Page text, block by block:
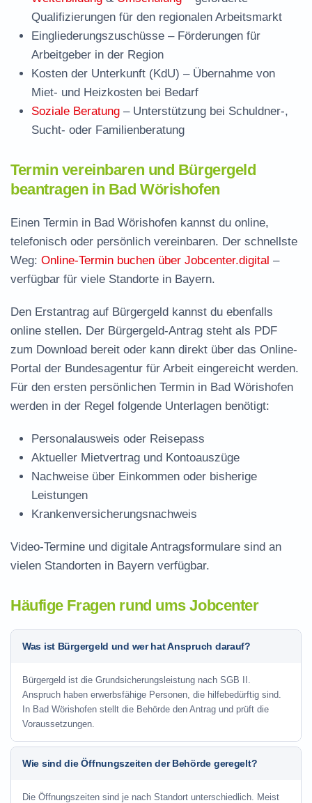
Qualifizierungen für den regionalen Arbeitsmarkt
Eingliederungszuschüsse – Förderungen für
Arbeitgeber in der Region
Kosten der Unterkunft (KdU) – Übernahme von
Miet- und Heizkosten bei Bedarf
Soziale Beratung – Unterstützung bei Schuldner-,
Sucht- oder Familienberatung
Termin vereinbaren und Bürgergeld
beantragen in Bad Wörishofen
Einen Termin in Bad Wörishofen kannst du online,
telefonisch oder persönlich vereinbaren. Der schnellste
Weg: Online-Termin buchen über Jobcenter.digital –
verfügbar für viele Standorte in Bayern.
Den Erstantrag auf Bürgergeld kannst du ebenfalls
online stellen. Der Bürgergeld-Antrag steht als PDF
zum Download bereit oder kann direkt über das Online-
Portal der Bundesagentur für Arbeit eingereicht werden.
Für den ersten persönlichen Termin in Bad Wörishofen
werden in der Regel folgende Unterlagen benötigt:
Personalausweis oder Reisepass
Aktueller Mietvertrag und Kontoauszüge
Nachweise über Einkommen oder bisherige
Leistungen
Krankenversicherungsnachweis
Video-Termine und digitale Antragsformulare sind an
vielen Standorten in Bayern verfügbar.
Häufige Fragen rund ums Jobcenter
Was ist Bürgergeld und wer hat Anspruch darauf?
Bürgergeld ist die Grundsicherungsleistung nach SGB II.
Anspruch haben erwerbsfähige Personen, die hilfebedürftig sind.
In Bad Wörishofen stellt die Behörde den Antrag und prüft die
Voraussetzungen.
Wie sind die Öffnungszeiten der Behörde geregelt?
Die Öffnungszeiten sind je nach Standort unterschiedlich. Meist